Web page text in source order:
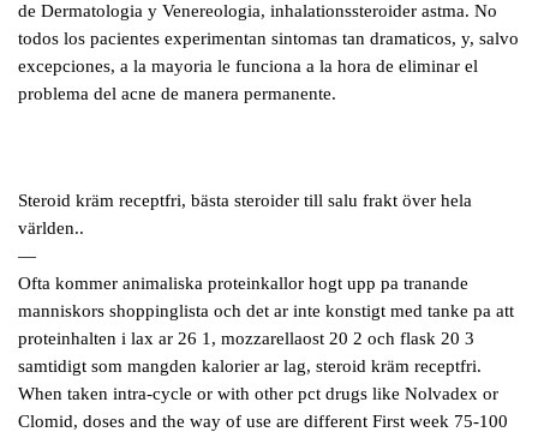
de Dermatologia y Venereologia, inhalationssteroider astma. No
todos los pacientes experimentan sintomas tan dramaticos, y, salvo
excepciones, a la mayoria le funciona a la hora de eliminar el
problema del acne de manera permanente.
Steroid kräm receptfri, bästa steroider till salu frakt över hela
världen..
—
Ofta kommer animaliska proteinkallor hogt upp pa tranande
manniskors shoppinglista och det ar inte konstigt med tanke pa att
proteinhalten i lax ar 26 1, mozzarellaost 20 2 och flask 20 3
samtidigt som mangden kalorier ar lag, steroid kräm receptfri.
When taken intra-cycle or with other pct drugs like Nolvadex or
Clomid, doses and the way of use are different First week 75-100